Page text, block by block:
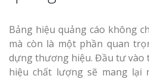
Bảng hiệu quảng cáo không
mà còn là một phần quan
dựng thương hiệu. Đầu tư vào
hiệu chất lượng sẽ mang lại